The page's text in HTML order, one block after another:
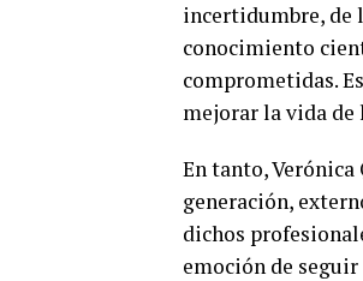
incertidumbre, de
conocimiento
comprometidas.
mejorar la vida de
En tanto,
generación,
dichos
emoción de seguir